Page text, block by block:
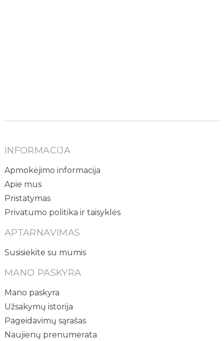
INFORMACIJA
Apmokėjimo informacija
Apie mus
Pristatymas
Privatumo politika ir taisyklės
APTARNAVIMAS
Susisiekite su mumis
MANO PASKYRA
Mano paskyra
Užsakymų istorija
Pageidavimų sąrašas
Naujienų prenumerata